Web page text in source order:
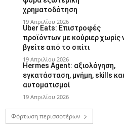
χρηματοδότηση
19 Απριλίου 2026
Uber Eats: Επιστροφές
προϊόντων με κούριερ χωρίς
βγείτε από το σπίτι
19 Απριλίου 2026
Hermes Agent: αξιολόγηση,
εγκατάσταση, μνήμη, skills
αυτοματισμοί
19 Απριλίου 2026
Φόρτωση περισσοτέρων